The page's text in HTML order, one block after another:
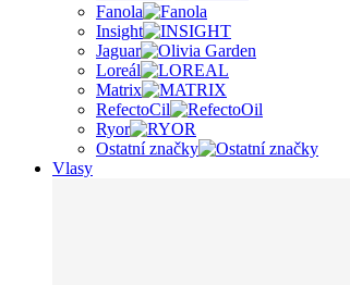
Fanola
Insight
Jaguar
Loreál
Matrix
RefectoCil
Ryor
Ostatní značky
Vlasy